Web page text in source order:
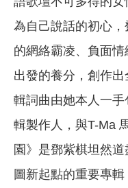
為自己說話的初心
的網絡霸凌、負面
出發的養分，創作
輯詞曲由她本人一
輯製作人，與T-Ma
園》是鄧紫棋坦然
圖新起點的重要專輯